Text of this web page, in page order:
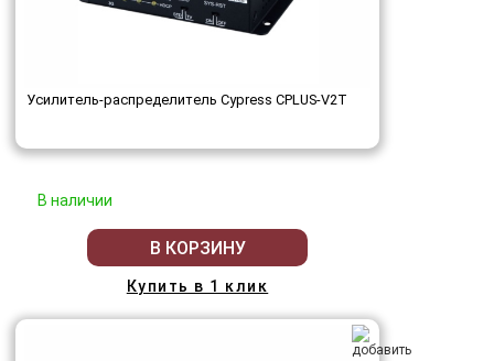
Усилитель-распределитель Cypress CPLUS-V2T
В наличии
В КОРЗИНУ
Купить в 1 клик